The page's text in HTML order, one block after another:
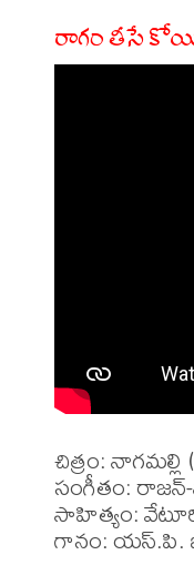
రాగం తీసే
చిత్రం: నాగమల్లి
సంగీతం:
సాహిత్యం:
గానం: యస్.పి.